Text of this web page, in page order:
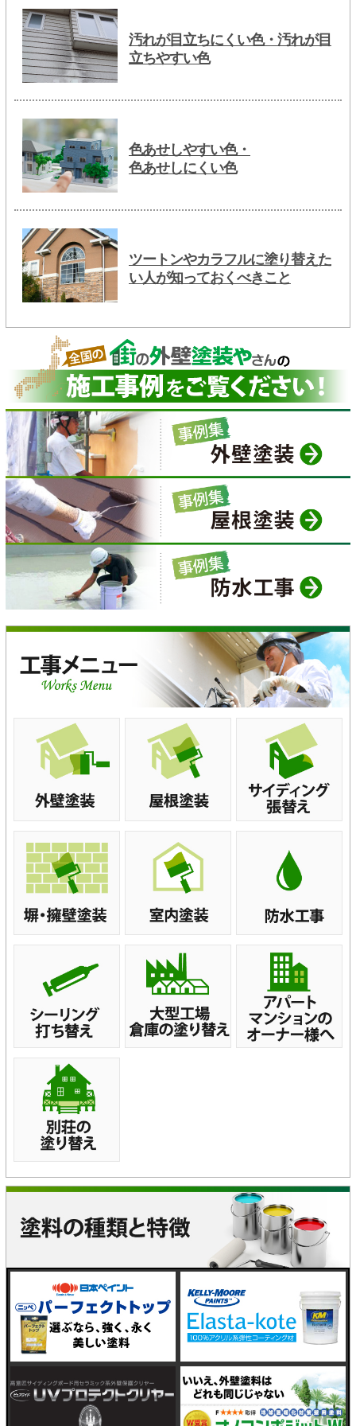
汚れが目立ちにくい色・汚れが目
立ちやすい色
色あせしやすい色・
色あせしにくい色
ツートンやカラフルに塗り替えた
い人が知っておくべきこと